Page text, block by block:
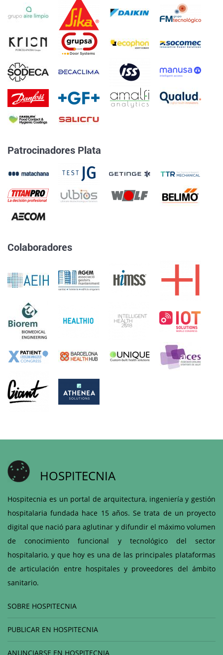
Patrocinadores Plata
Colaboradores
HOSPITECNIA
Hospitecnia es un portal de arquitectura, ingeniería y gestión
hospitalaria fundada hace 15 años. Se trata de un proyecto
digital que nació para aglutinar y difundir el máximo volumen
de conocimiento funcional y tecnológico del sector
hospitalario, y que hoy es una de las principales plataformas
de articulación entre hospitales y proveedores del ámbito
sanitario.
SOBRE HOSPITECNIA
PUBLICAR EN HOSPITECNIA
ANUNCIARSE EN HOSPITECNIA